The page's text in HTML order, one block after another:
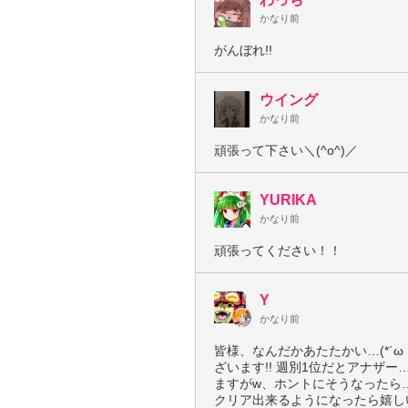
かなり前
がんぼれ!!
ウイング
かなり前
頑張って下さい＼(^o^)／
YURIKA
かなり前
頑張ってください！！
Y
かなり前
皆様、なんだかあたたかい…(*´ω
ざいます!! 週別1位だとアナザ
ますがw、ホントにそうなった
クリア出来るようになったら嬉